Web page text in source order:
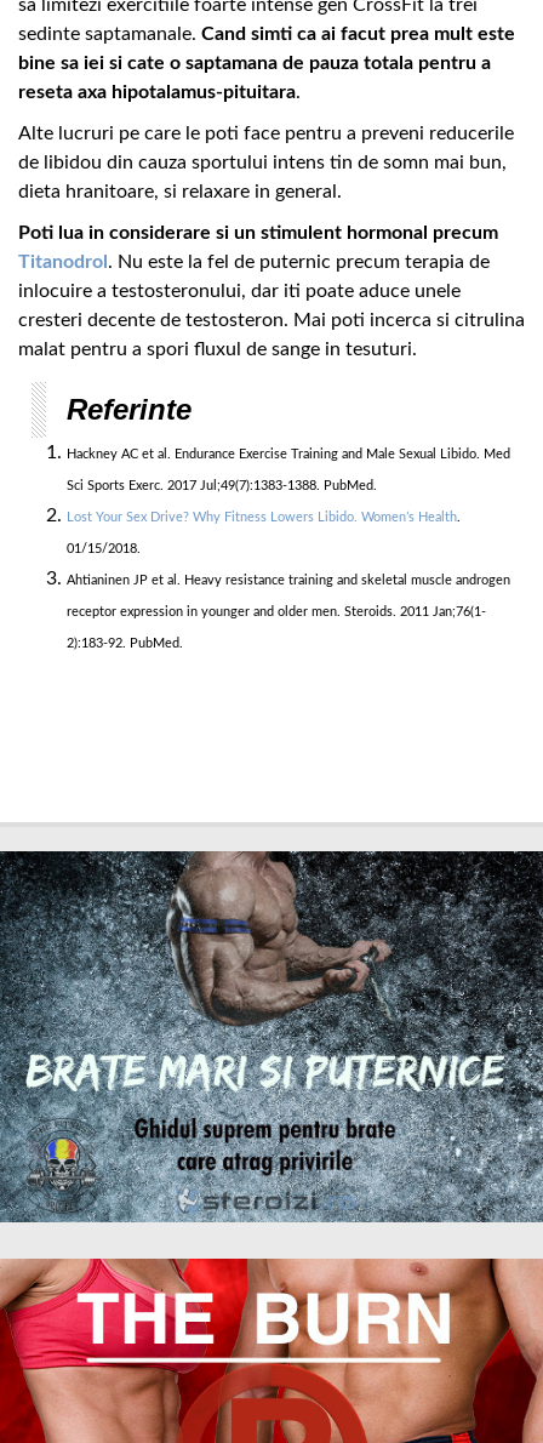
sa limitezi exercitiile foarte intense gen CrossFit la trei
sedinte saptamanale. Cand simti ca ai facut prea mult este
bine sa iei si cate o saptamana de pauza totala pentru a
reseta axa hipotalamus-pituitara.
Alte lucruri pe care le poti face pentru a preveni reducerile
de libidou din cauza sportului intens tin de somn mai bun,
dieta hranitoare, si relaxare in general.
Poti lua in considerare si un stimulent hormonal precum
Titanodrol . Nu este la fel de puternic precum terapia de
inlocuire a testosteronului, dar iti poate aduce unele
cresteri decente de testosteron. Mai poti incerca si citrulina
malat pentru a spori fluxul de sange in tesuturi.
Referinte
Hackney AC et al. Endurance Exercise Training and Male Sexual Libido. Med
Sci Sports Exerc. 2017 Jul;49(7):1383-1388. PubMed.
Lost Your Sex Drive? Why Fitness Lowers Libido. Women’s Health
01/15/2018.
Ahtianinen JP et al. Heavy resistance training and skeletal muscle androgen
receptor expression in younger and older men. Steroids. 2011 Jan;76(1-
2):183-92. PubMed.